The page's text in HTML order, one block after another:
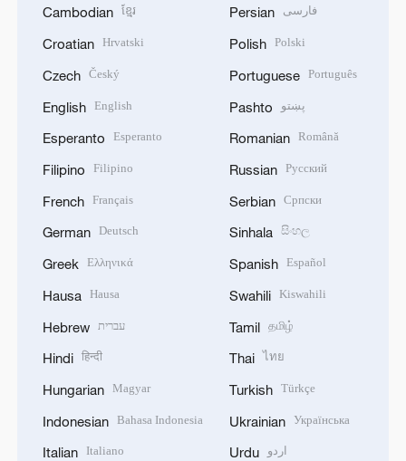
Cambodian ខ្មែរ
Croatian Hrvatski
Czech Český
English English
Esperanto Esperanto
Filipino Filipino
French Français
German Deutsch
Greek Ελληνικά
Hausa Hausa
Hebrew עברית
Hindi हिन्दी
Hungarian Magyar
Indonesian Bahasa Indonesia
Italian Italiano
Persian فارسی
Polish Polski
Portuguese Português
Pashto پښتو
Romanian Română
Russian Русский
Serbian Српски
Sinhala සිංහල
Spanish Español
Swahili Kiswahili
Tamil தமிழ்
Thai ไทย
Turkish Türkçe
Ukrainian Українська
Urdu اردو